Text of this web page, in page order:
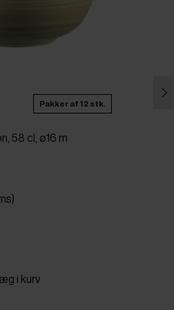
Pakker af 12 stk.
58 cl, ø16 m
i kurv